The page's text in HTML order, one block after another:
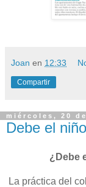
Joan en 12:33
Compartir
miércoles, 20
Debe el
¿Debe
La práctica del